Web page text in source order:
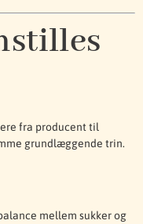
fra producent til
grundlæggende trin.
mellem sukker og